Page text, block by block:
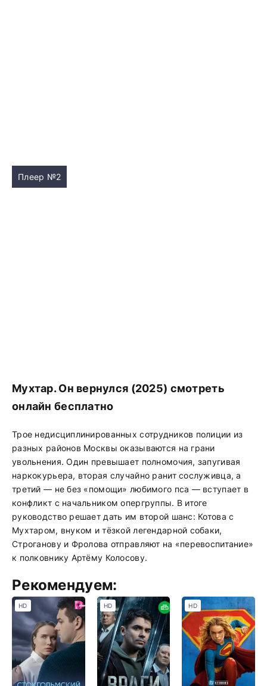
Плеер №2
Мухтар. Он вернулся (2025) смотреть
онлайн бесплатно
Трое недисциплинированных сотрудников полиции из
разных районов Москвы оказываются на грани
увольнения. Один превышает полномочия, запугивая
наркокурьера, вторая случайно ранит сослуживца, а
третий — не без «помощи» любимого пса — вступает в
конфликт с начальником опергруппы. В итоге
руководство решает дать им второй шанс: Котова с
Мухтаром, внуком и тёзкой легендарной собаки,
Строганову и Фролова отправляют на «перевоспитание»
к полковнику Артёму Колосову.
Рекомендуем:
HD HD HD